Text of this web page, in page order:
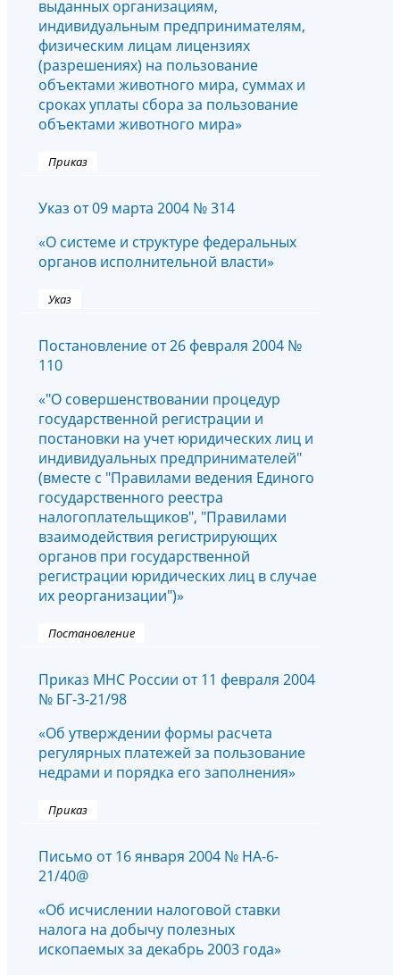
выданных организациям,
индивидуальным предпринимателям,
физическим лицам лицензиях
(разрешениях) на пользование
объектами животного мира, суммах и
сроках уплаты сбора за пользование
объектами животного мира»
Приказ
Указ от 09 марта 2004 № 314
«О системе и структуре федеральных
органов исполнительной власти»
Указ
Постановление от 26 февраля 2004 №
110
«"О совершенствовании процедур
государственной регистрации и
постановки на учет юридических лиц и
индивидуальных предпринимателей"
(вместе с "Правилами ведения Единого
государственного реестра
налогоплательщиков", "Правилами
взаимодействия регистрирующих
органов при государственной
регистрации юридических лиц в случае
их реорганизации")»
Постановление
Приказ МНС России от 11 февраля 2004
№ БГ-3-21/98
«Об утверждении формы расчета
регулярных платежей за пользование
недрами и порядка его заполнения»
Приказ
Письмо от 16 января 2004 № НА-6-
21/40@
«Об исчислении налоговой ставки
налога на добычу полезных
ископаемых за декабрь 2003 года»